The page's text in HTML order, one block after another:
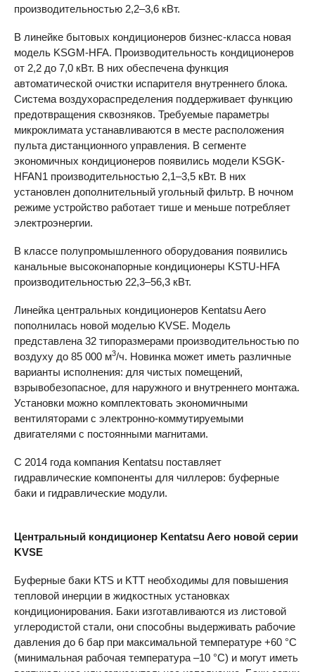
производительностью 2,2–3,6 кВт.
В линейке бытовых кондиционеров бизнес-класса новая
модель KSGM-HFA. Производительность кондиционеров
от 2,2 до 7,0 кВт. В них обеспечена функция
автоматической очистки испарителя внутреннего блока.
Система воздухораспределения поддерживает функцию
предотвращения сквозняков. Требуемые параметры
микроклимата устанавливаются в месте расположения
пульта дистанционного управления. В сегменте
экономичных кондиционеров появились модели KSGK-
HFAN1 производительностью 2,1–3,5 кВт. В них
установлен дополнительный угольный фильтр. В ночном
режиме устройство работает тише и меньше потребляет
электроэнергии.
В классе полупромышленного оборудования появились
канальные высоконапорные кондиционеры KSТU-HFA
производительностью 22,3–56,3 кВт.
Линейка центральных кондиционеров Kentatsu Aero
пополнилась новой моделью KVSE. Модель
представлена 32 типоразмерами производительностью по
воздуху до 85 000 м3/ч. Новинка может иметь различные
варианты исполнения: для чистых помещений,
взрывобезопасное, для наружного и внутреннего монтажа.
Установки можно комплектовать экономичными
вентиляторами с электронно-коммутируемыми
двигателями с постоянными магнитами.
С 2014 года компания Kentatsu поставляет
гидравлические компоненты для чиллеров: буферные
баки и гидравлические модули.
Центральный кондиционер Kentatsu Aero новой серии
KVSE
Буферные баки KTS и KTT необходимы для повышения
тепловой инерции в жидкостных установках
кондиционирования. Баки изготавливаются из листовой
углеродистой стали, они способны выдерживать рабочие
давления до 6 бар при максимальной температуре +60 °C
(минимальная рабочая температура –10 °C) и могут иметь